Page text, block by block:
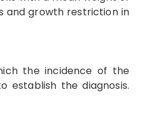
and growth restriction in
the incidence of the
establish the diagnosis.